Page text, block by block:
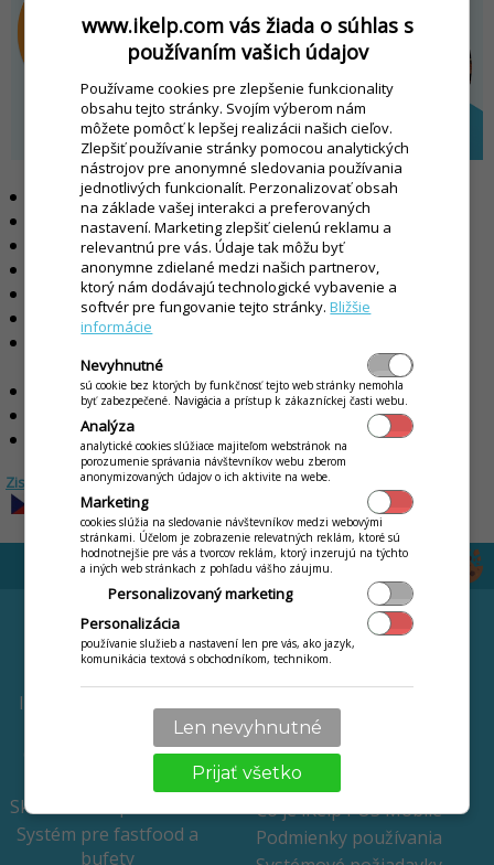
vyššie tržbyvďaka online objednávkam
špecializovaný "e-shop"pre vašu reštauráciu
funguje naakomkoľvek PC / notebooku / mobile
vlastná donáškabez provízií donáškovým službám
šikovná donáškováaplikácia pre vašich rozvozcov
možnosť prepojiť na donáškové službyWolt, Bolt, Bistro
zákazníka
skvelý marketingový nástroj vďaka sms notifikáciám
napojenie na
podpora rôznych lístkov- nápojový / vínna karta / sezónny
Zistite viac o výhodách funkcionality DONÁŠKA >
FUNKCIE
Online webináre
Inteligentný stôl s QR
Online objednávky a
Skladové hospodárstvo
Systém pre fastfood a
bufety
CENNÍK
Prenájom pokladní
Chcem iba software
Terminál zdarma
Novinky a zmeny
Čo je iKelp POS Mobile
Podmienky používania
www.ikelp.com vás žiada o súhlas s
používaním vašich údajov
Používame cookies pre zlepšenie funkcionality
obsahu tejto stránky. Svojím výberom nám
môžete pomôcť k lepšej realizácii našich cieľov.
Zlepšiť používanie stránky pomocou analytických
nástrojov pre anonymné sledovania používania
jednotlivých funkcionalít. Perzonalizovať obsah
na základe vašej interakci a preferovaných
nastavení. Marketing zlepšiť cielenú reklamu a
relevantnú pre vás. Údaje tak môžu byť
anonymne zdielané medzi našich partnerov,
ktorý nám dodávajú technologické vybavenie a
softvér pre fungovanie tejto stránky.Bližšie
informácie
Nevyhnutné
sú cookie bez ktorých by funkčnosť tejto web stránky nemohla
byť zabezpečené. Navigácia a prístup k zákazníckej časti webu.
Analýza
analytické cookies slúžiace majiteľom webstránok na
porozumenie správania návštevníkov webu zberom
anonymizovaných údajov o ich aktivite na webe.
Marketing
cookies slúžia na sledovanie návštevníkov medzi webovými
stránkami. Účelom je zobrazenie relevatných reklám, ktoré sú
hodnotnejšie pre vás a tvorcov reklám, ktorý inzerujú na týchto
a iných web stránkach z pohľadu vášho záujmu.
Personalizovaný marketing
Personalizácia
používanie služieb a nastavení len pre vás, ako jazyk,
komunikácia textová s obchodníkom, technikom.
Len nevyhnutné
Prijať všetko